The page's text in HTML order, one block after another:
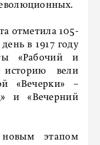
отметила 105-
в 1917 году
«Рабочий и
вели
«Вечерки» –
и «Вечерний
этапом